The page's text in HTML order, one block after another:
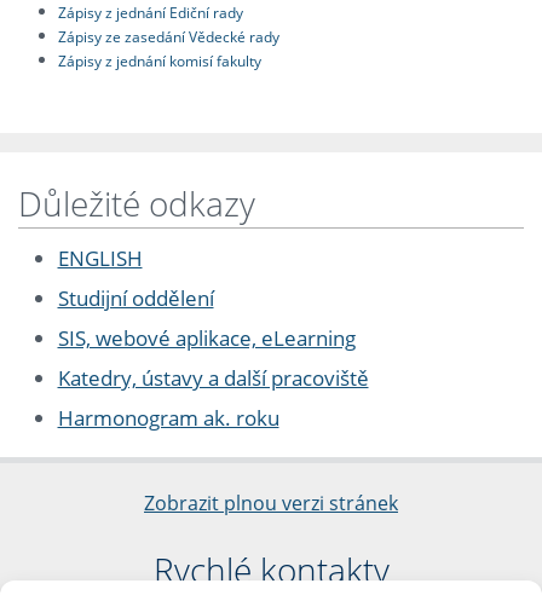
Zápisy z jednání Ediční rady
Zápisy ze zasedání Vědecké rady
Zápisy z jednání komisí fakulty
Důležité odkazy
ENGLISH
Studijní oddělení
SIS, webové aplikace, eLearning
Katedry, ústavy a další pracoviště
Harmonogram ak. roku
Zobrazit plnou verzi stránek
Rychlé kontakty